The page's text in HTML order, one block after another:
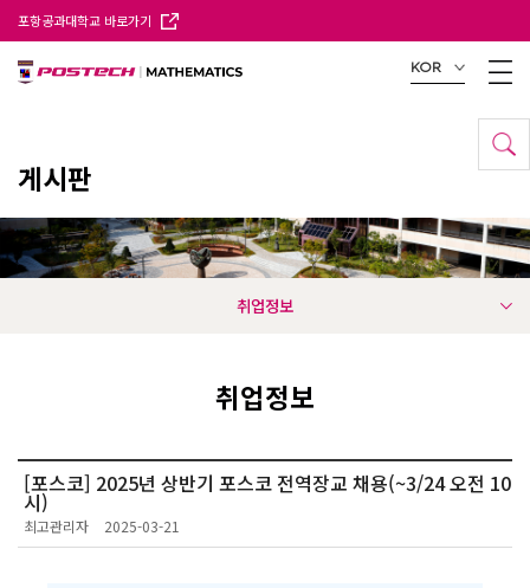
포항공과대학교 바로가기
KOR
게시판
취업정보
취업정보
[포스코] 2025년 상반기 포스코 전역장교 채용(~3/24 오전 10
시)
최고관리자 2025-03-21